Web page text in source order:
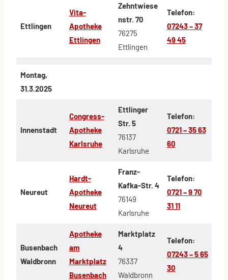
Ettlingen
Vita-
Apotheke
Ettlingen
Zehntwiese
nstr. 70
76275
Ettlingen
Telefon:
07243 – 37
49 45
Montag,
31.3.2025
Innenstadt
Congress-
Apotheke
Karlsruhe
Ettlinger
Str. 5
76137
Karlsruhe
Telefon:
0721 – 35 63
60
Neureut
Hardt-
Apotheke
Neureut
Franz-
Kafka-Str. 4
76149
Karlsruhe
Telefon:
0721 – 9 70
31 11
Busenbach
Waldbronn
Apotheke
am
Marktplatz
Busenbach
Marktplatz
4
76337
Waldbronn
Telefon:
07243 – 5 65
30